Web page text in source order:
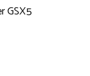
GSX5